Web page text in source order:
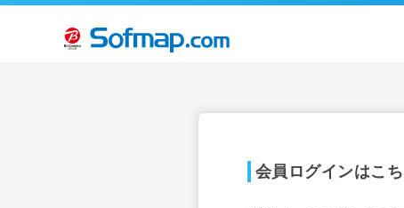
会員ログインはこ